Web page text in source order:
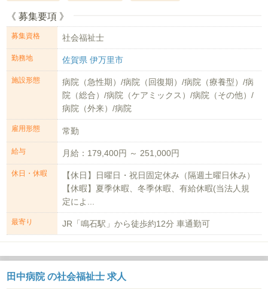
《 募集要項 》
募集資格 社会福祉士
勤務地 佐賀県 伊万里市
施設形態
病院（急性期）/病院（回復期）/病院（療養型）/病
院（総合）/病院（ケアミックス）/病院（その他）/
病院（外来）/病院
雇用形態 常勤
給与 月給：179,400円 ～ 251,000円
休日・休暇
【休日】日曜日・祝日固定休み（隔週土曜日休み）
【休暇】夏季休暇、冬季休暇、有給休暇(当法人規
定によ...
最寄り JR「鳴石駅」から徒歩約12分 車通勤可
田中病院 の社会福祉士 求人